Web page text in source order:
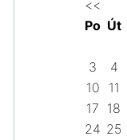
<<
Po Út
3
4
10
11
17 18
24 25